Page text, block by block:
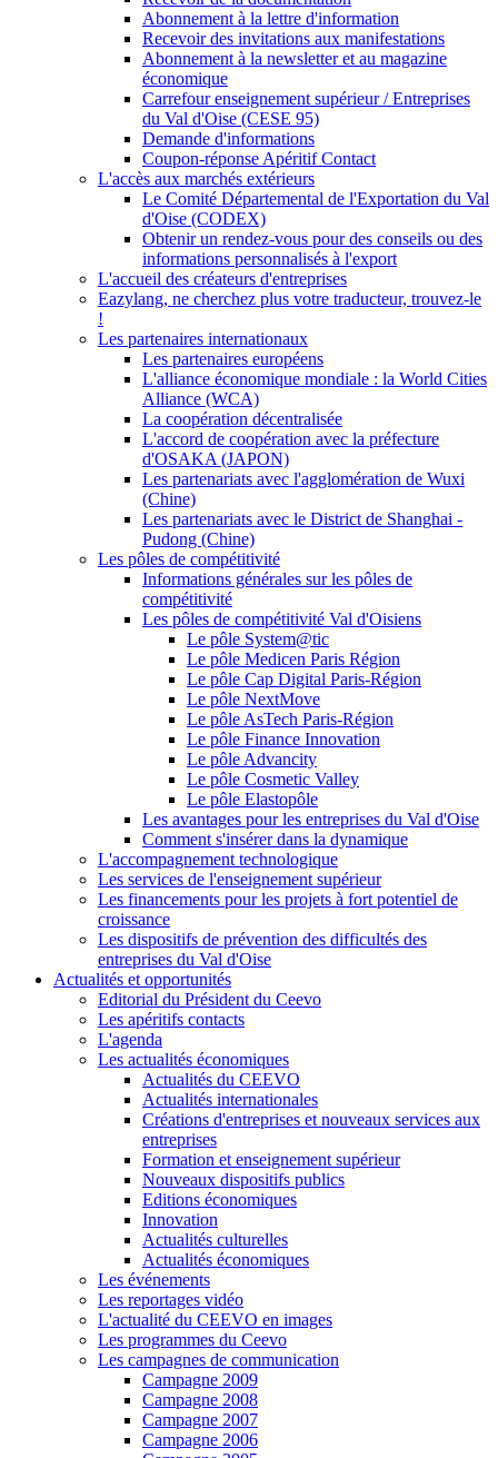
Abonnement à la lettre d'information
Recevoir des invitations aux manifestations
Abonnement à la newsletter et au magazine
économique
Carrefour enseignement supérieur / Entreprises
du Val d'Oise (CESE 95)
Demande d'informations
Coupon-réponse Apéritif Contact
L'accès aux marchés extérieurs
Le Comité Départemental de l'Exportation du Val
d'Oise (CODEX)
Obtenir un rendez-vous pour des conseils ou des
informations personnalisés à l'export
L'accueil des créateurs d'entreprises
Eazylang, ne cherchez plus votre traducteur, trouvez-le
!
Les partenaires internationaux
Les partenaires européens
L'alliance économique mondiale : la World Cities
Alliance (WCA)
La coopération décentralisée
L'accord de coopération avec la préfecture
d'OSAKA (JAPON)
Les partenariats avec l'agglomération de Wuxi
(Chine)
Les partenariats avec le District de Shanghai -
Pudong (Chine)
Les pôles de compétitivité
Informations générales sur les pôles de
compétitivité
Les pôles de compétitivité Val d'Oisiens
Le pôle System@tic
Le pôle Medicen Paris Région
Le pôle Cap Digital Paris-Région
Le pôle NextMove
Le pôle AsTech Paris-Région
Le pôle Finance Innovation
Le pôle Advancity
Le pôle Cosmetic Valley
Le pôle Elastopôle
Les avantages pour les entreprises du Val d'Oise
Comment s'insérer dans la dynamique
L'accompagnement technologique
Les services de l'enseignement supérieur
Les financements pour les projets à fort potentiel de
croissance
Les dispositifs de prévention des difficultés des
entreprises du Val d'Oise
Actualités et opportunités
Editorial du Président du Ceevo
Les apéritifs contacts
L'agenda
Les actualités économiques
Actualités du CEEVO
Actualités internationales
Créations d'entreprises et nouveaux services aux
entreprises
Formation et enseignement supérieur
Nouveaux dispositifs publics
Editions économiques
Innovation
Actualités culturelles
Actualités économiques
Les événements
Les reportages vidéo
L'actualité du CEEVO en images
Les programmes du Ceevo
Les campagnes de communication
Campagne 2009
Campagne 2008
Campagne 2007
Campagne 2006